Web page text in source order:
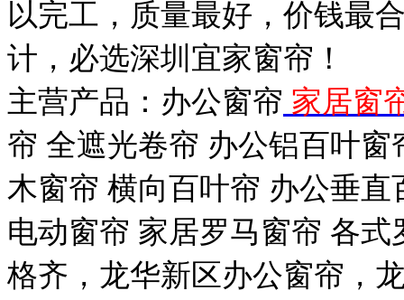
以完工，质量最好，价钱最
计，必选深圳宜家窗帘！
主营产品：办公窗帘 家居窗
帘 全遮光卷帘 办公铝百叶
木窗帘 横向百叶帘 办公垂
电动窗帘 家居罗马窗帘 各
格齐，龙华新区办公窗帘，